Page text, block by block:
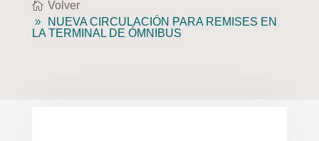
Volver
NUEVA CIRCULACIÓN PARA REMISES EN
LA TERMINAL DE ÓMNIBUS